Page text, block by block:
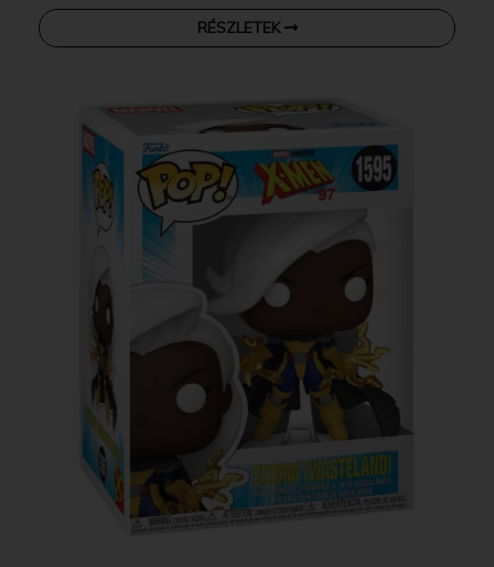
RÉSZLETEK